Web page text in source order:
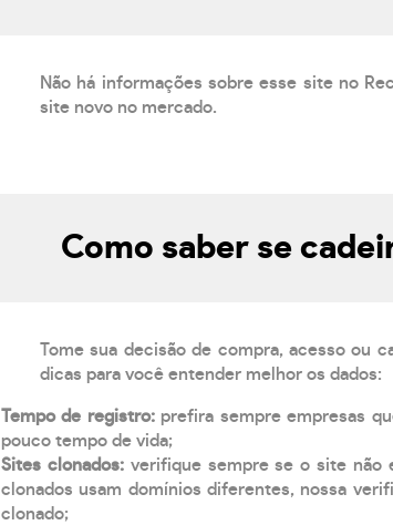
Não há informações sobre esse site no
site novo no mercado.
Como saber se
Tome sua decisão de compra, acesso ou
dicas para você entender melhor os dados:
Tempo de registro: prefira sempre empresas
pouco tempo de vida;
Sites clonados: verifique sempre se o site não
clonados usam domínios diferentes, nossa
clonado;